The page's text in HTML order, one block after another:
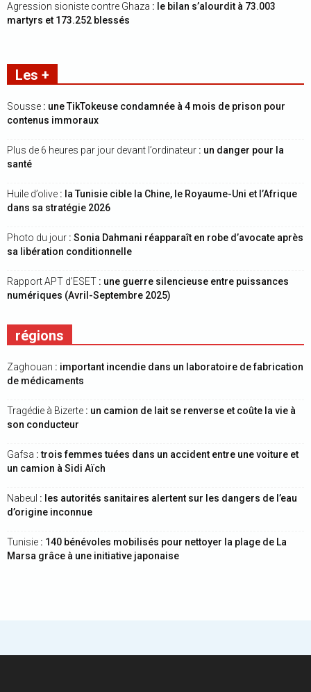
Agression sioniste contre Ghaza : le bilan s’alourdit à 73.003
martyrs et 173.252 blessés
Les +
Sousse : une TikTokeuse condamnée à 4 mois de prison pour
contenus immoraux
Plus de 6 heures par jour devant l’ordinateur : un danger pour la
santé
Huile d’olive : la Tunisie cible la Chine, le Royaume-Uni et l’Afrique
dans sa stratégie 2026
Photo du jour : Sonia Dahmani réapparaît en robe d’avocate après
sa libération conditionnelle
Rapport APT d’ESET : une guerre silencieuse entre puissances
numériques (Avril-Septembre 2025)
régions
Zaghouan : important incendie dans un laboratoire de fabrication
de médicaments
Tragédie à Bizerte : un camion de lait se renverse et coûte la vie à
son conducteur
Gafsa : trois femmes tuées dans un accident entre une voiture et
un camion à Sidi Aïch
Nabeul : les autorités sanitaires alertent sur les dangers de l’eau
d’origine inconnue
Tunisie : 140 bénévoles mobilisés pour nettoyer la plage de La
Marsa grâce à une initiative japonaise